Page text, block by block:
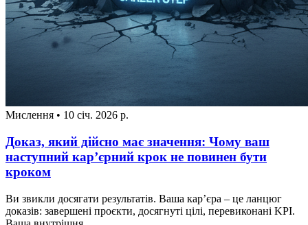
Мислення • 10 січ. 2026 р.
Доказ, який дійсно має значення: Чому ваш
наступний кар’єрний крок не повинен бути
кроком
Ви звикли досягати результатів. Ваша кар’єра – це ланцюг
доказів: завершені проєкти, досягнуті цілі, перевиконані KPI.